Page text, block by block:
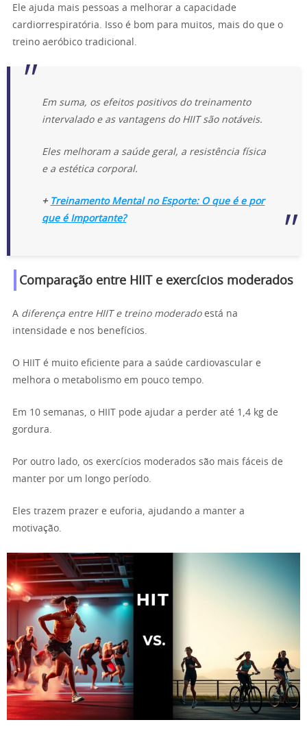
Ele ajuda mais pessoas a melhorar a capacidade
cardiorrespiratória. Isso é bom para muitos, mais do que o
treino aeróbico tradicional.
Em suma, os efeitos positivos do treinamento
intervaladoe as vantagens do HIIT são notáveis.
Eles melhoram a saúde geral, a resistência física
e a estética corporal.
+ Treinamento Mental no Esporte: O que é e por
que é Importante?
Comparação entre HIIT e exercícios moderados
A diferença entre HIIT e treino moderadoestá na
intensidade e nos benefícios.
O HIIT é muito eficiente para a saúde cardiovascular e
melhora o metabolismo em pouco tempo.
Em 10 semanas, o HIIT pode ajudar a perder até 1,4 kg de
gordura.
Por outro lado, os exercícios moderados são mais fáceis de
manter por um longo período.
Eles trazem prazer e euforia, ajudando a manter a
motivação.